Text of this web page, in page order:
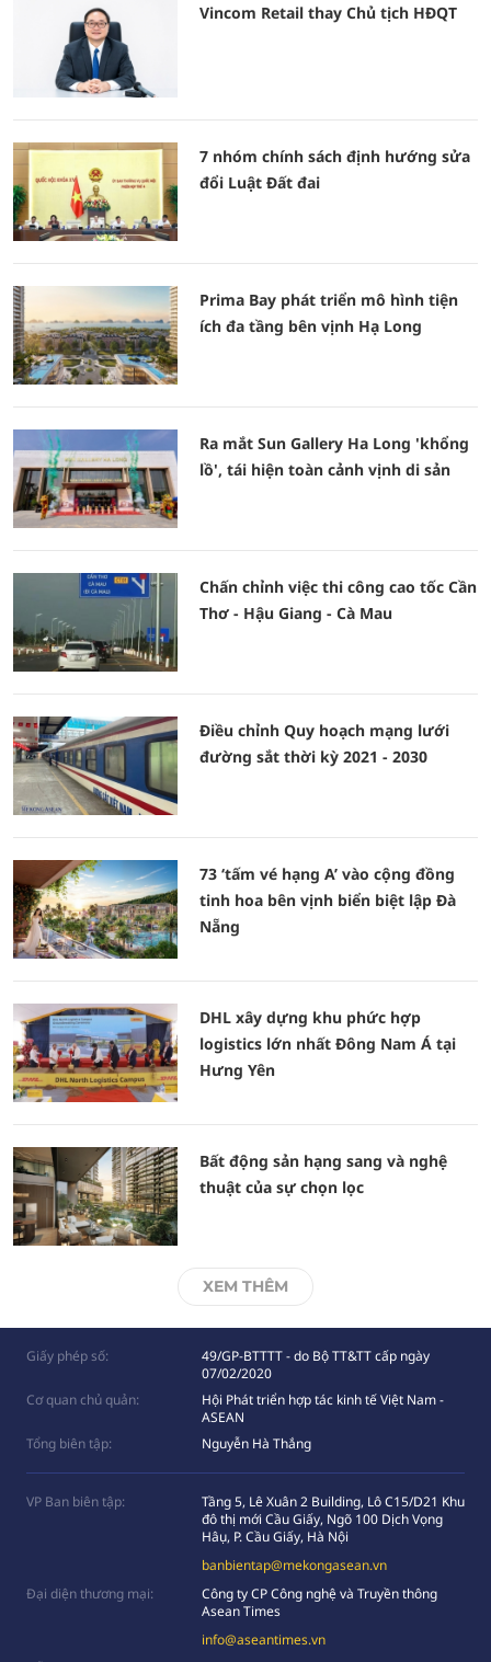
Vincom Retail thay Chủ tịch HĐQT
7 nhóm chính sách định hướng sửa
đổi Luật Đất đai
Prima Bay phát triển mô hình tiện
ích đa tầng bên vịnh Hạ Long
Ra mắt Sun Gallery Ha Long 'khổng
lồ', tái hiện toàn cảnh vịnh di sản
Chấn chỉnh việc thi công cao tốc Cần
Thơ - Hậu Giang - Cà Mau
Điều chỉnh Quy hoạch mạng lưới
đường sắt thời kỳ 2021 - 2030
73 ‘tấm vé hạng A’ vào cộng đồng
tinh hoa bên vịnh biển biệt lập Đà
Nẵng
DHL xây dựng khu phức hợp
logistics lớn nhất Đông Nam Á tại
Hưng Yên
Bất động sản hạng sang và nghệ
thuật của sự chọn lọc
XEM THÊM
Giấy phép số:
49/GP-BTTTT - do Bộ TT&TT cấp ngày
07/02/2020
Cơ quan chủ quản:
Hội Phát triển hợp tác kinh tế Việt Nam -
ASEAN
Tổng biên tập:
Nguyễn Hà Thắng
VP Ban biên tập:
Tầng 5, Lê Xuân 2 Building, Lô C15/D21 Khu
đô thị mới Cầu Giấy, Ngõ 100 Dịch Vọng
Hâụ, P. Cầu Giấy, Hà Nội
banbientap@mekongasean.vn
Đại diện thương mại:
Công ty CP Công nghệ và Truyền thông
Asean Times
info@aseantimes.vn